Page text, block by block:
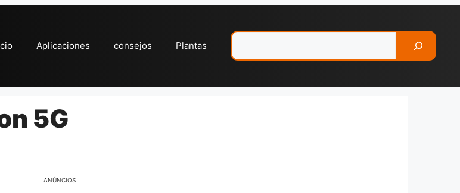
Aplicaciones consejos Plantas
5G
ANÚNCIOS